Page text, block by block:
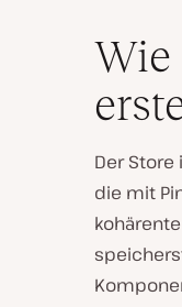
Wie
Der
die mit